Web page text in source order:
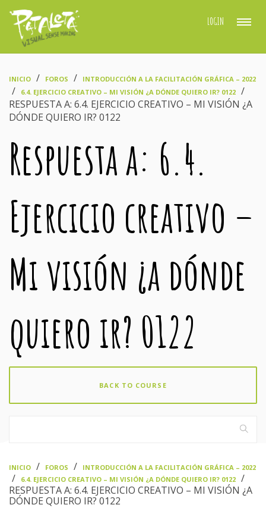
LOGIN
INICIO FOROS INTRODUCCIÓN A LA FACILITACIÓN GRÁFICA – 2022
6.4. EJERCICIO CREATIVO – MI VISIÓN ¿A DÓNDE QUIERO IR? 0122
RESPUESTA A: 6.4. EJERCICIO CREATIVO – MI VISIÓN ¿A
DÓNDE QUIERO IR? 0122
Respuesta a: 6.4.
Ejercicio creativo –
Mi visión ¿a dónde
quiero ir? 0122
BACK TO COURSE
INICIO FOROS INTRODUCCIÓN A LA FACILITACIÓN GRÁFICA – 2022
6.4. EJERCICIO CREATIVO – MI VISIÓN ¿A DÓNDE QUIERO IR? 0122
RESPUESTA A: 6.4. EJERCICIO CREATIVO – MI VISIÓN ¿A
DÓNDE QUIERO IR? 0122